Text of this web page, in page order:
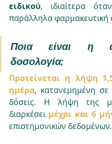
ειδικού, ιδιαίτερα
παράλληλα φαρμακευτική
Ποια είναι η
δοσολογία;
Προτείνεται η λήψη
ημέρα, κατανεμημένη
δόσεις. Η λήψη της
διαρκέσει μέχρι και 6
επιστημονικών δεδομένων.